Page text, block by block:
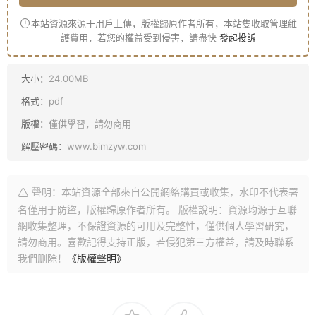
本站資源來源于用戶上傳，版權歸原作者所有，本站隻收取管理維
護費用，若您的權益受到侵害，請盡快 發起投訴
大小： 24.00MB
格式： pdf
版權： 僅供學習，請勿商用
解壓密碼： www.bimzyw.com
聲明：本站資源全部來自公開網絡購買或收集，水印不代表署
名僅用于防盜，版權歸原作者所有。 版權說明：資源均源于互聯
網收集整理，不保證資源的可用及完整性，僅供個人學習研究，
請勿商用。喜歡記得支持正版，若侵犯第三方權益，請及時聯系
我們删除！
《版權聲明》